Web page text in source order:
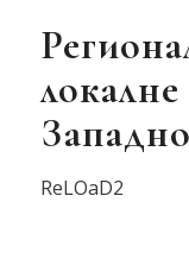
ReLOaD2